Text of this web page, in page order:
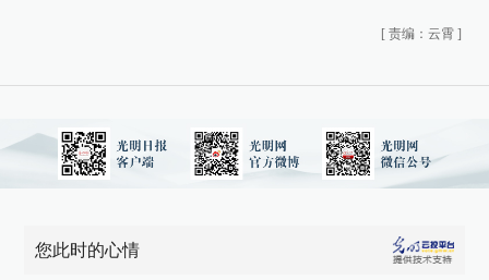
[ 责编：云霄 ]
您此时的心情